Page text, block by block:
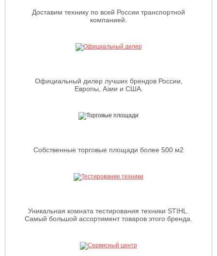
Доставим технику по всей России транспортной
компанией.
Официальный дилер лучших брендов России,
Европы, Азии и США.
Собственные торговые площади более 500 м2
Уникальная комната тестирования техники STIHL.
Самый большой ассортимент товаров этого бренда.